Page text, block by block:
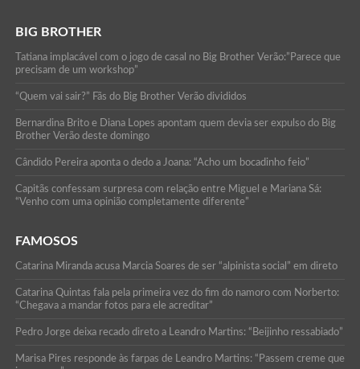
BIG BROTHER
Tatiana implacável com o jogo de casal no Big Brother Verão:”Parece que
precisam de um workshop”
“Quem vai sair?” Fãs do Big Brother Verão divididos
Bernardina Brito e Diana Lopes apontam quem devia ser expulso do Big
Brother Verão deste domingo
Cândido Pereira aponta o dedo a Joana: “Acho um bocadinho feio”
Capitãs confessam surpresa com relação entre Miguel e Mariana Sá:
“Venho com uma opinião completamente diferente”
FAMOSOS
Catarina Miranda acusa Marcia Soares de ser “alpinista social” em direto
Catarina Quintas fala pela primeira vez do fim do namoro com Norberto:
“Chegava a mandar fotos para ele acreditar”
Pedro Jorge deixa recado direto a Leandro Martins: “Beijinho ressabiado”
Marisa Pires responde às farpas de Leandro Martins: “Passem creme que